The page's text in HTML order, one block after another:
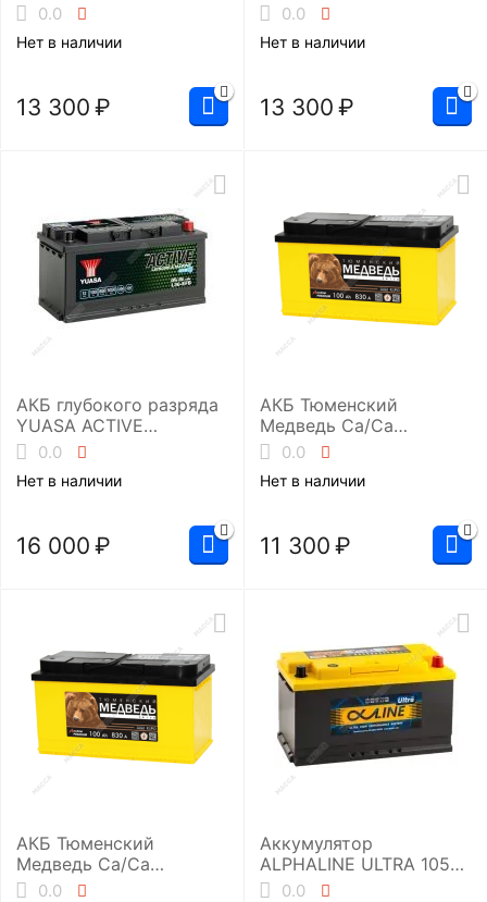
(UHD-L5RU)
0.0
Нет в наличии
13 300 ₽
(UHD-L5EU)
0.0
Нет в наличии
13 300 ₽
АКБ глубокого разряда
YUASA ACTIVE
Leisure&Marine L36-EFB
0.0
Нет в наличии
16 000 ₽
АКБ Тюменский
Медведь Ca/Ca
6ст-100.0 (L5/830EN)
0.0
Нет в наличии
11 300 ₽
АКБ Тюменский
Медведь Ca/Ca
6ст-100.1 (L5/830EN)
0.0
Аккумулятор
ALPHALINE ULTRA 105
обр (L5.0, 60500)
0.0